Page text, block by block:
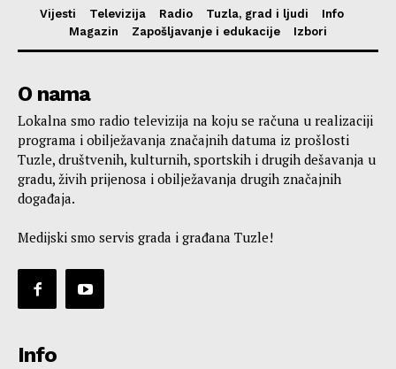
Vijesti Televizija Radio Tuzla, grad i ljudi
Info
Magazin
Zapošljavanje i edukacije Izbori
O nama
Lokalna smo radio televizija na koju se računa u realizaciji
programa i obilježavanja značajnih datuma iz prošlosti
Tuzle, društvenih, kulturnih, sportskih i drugih dešavanja u
gradu, živih prijenosa i obilježavanja drugih značajnih
događaja.
Medijski smo servis grada i građana Tuzle!
Info